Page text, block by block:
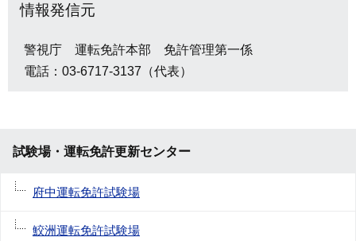
情報発信元
警視庁 運転免許本部 免許管理第一係
電話：03-6717-3137（代表）
試験場・運転免許更新センター
府中運転免許試験場
鮫洲運転免許試験場